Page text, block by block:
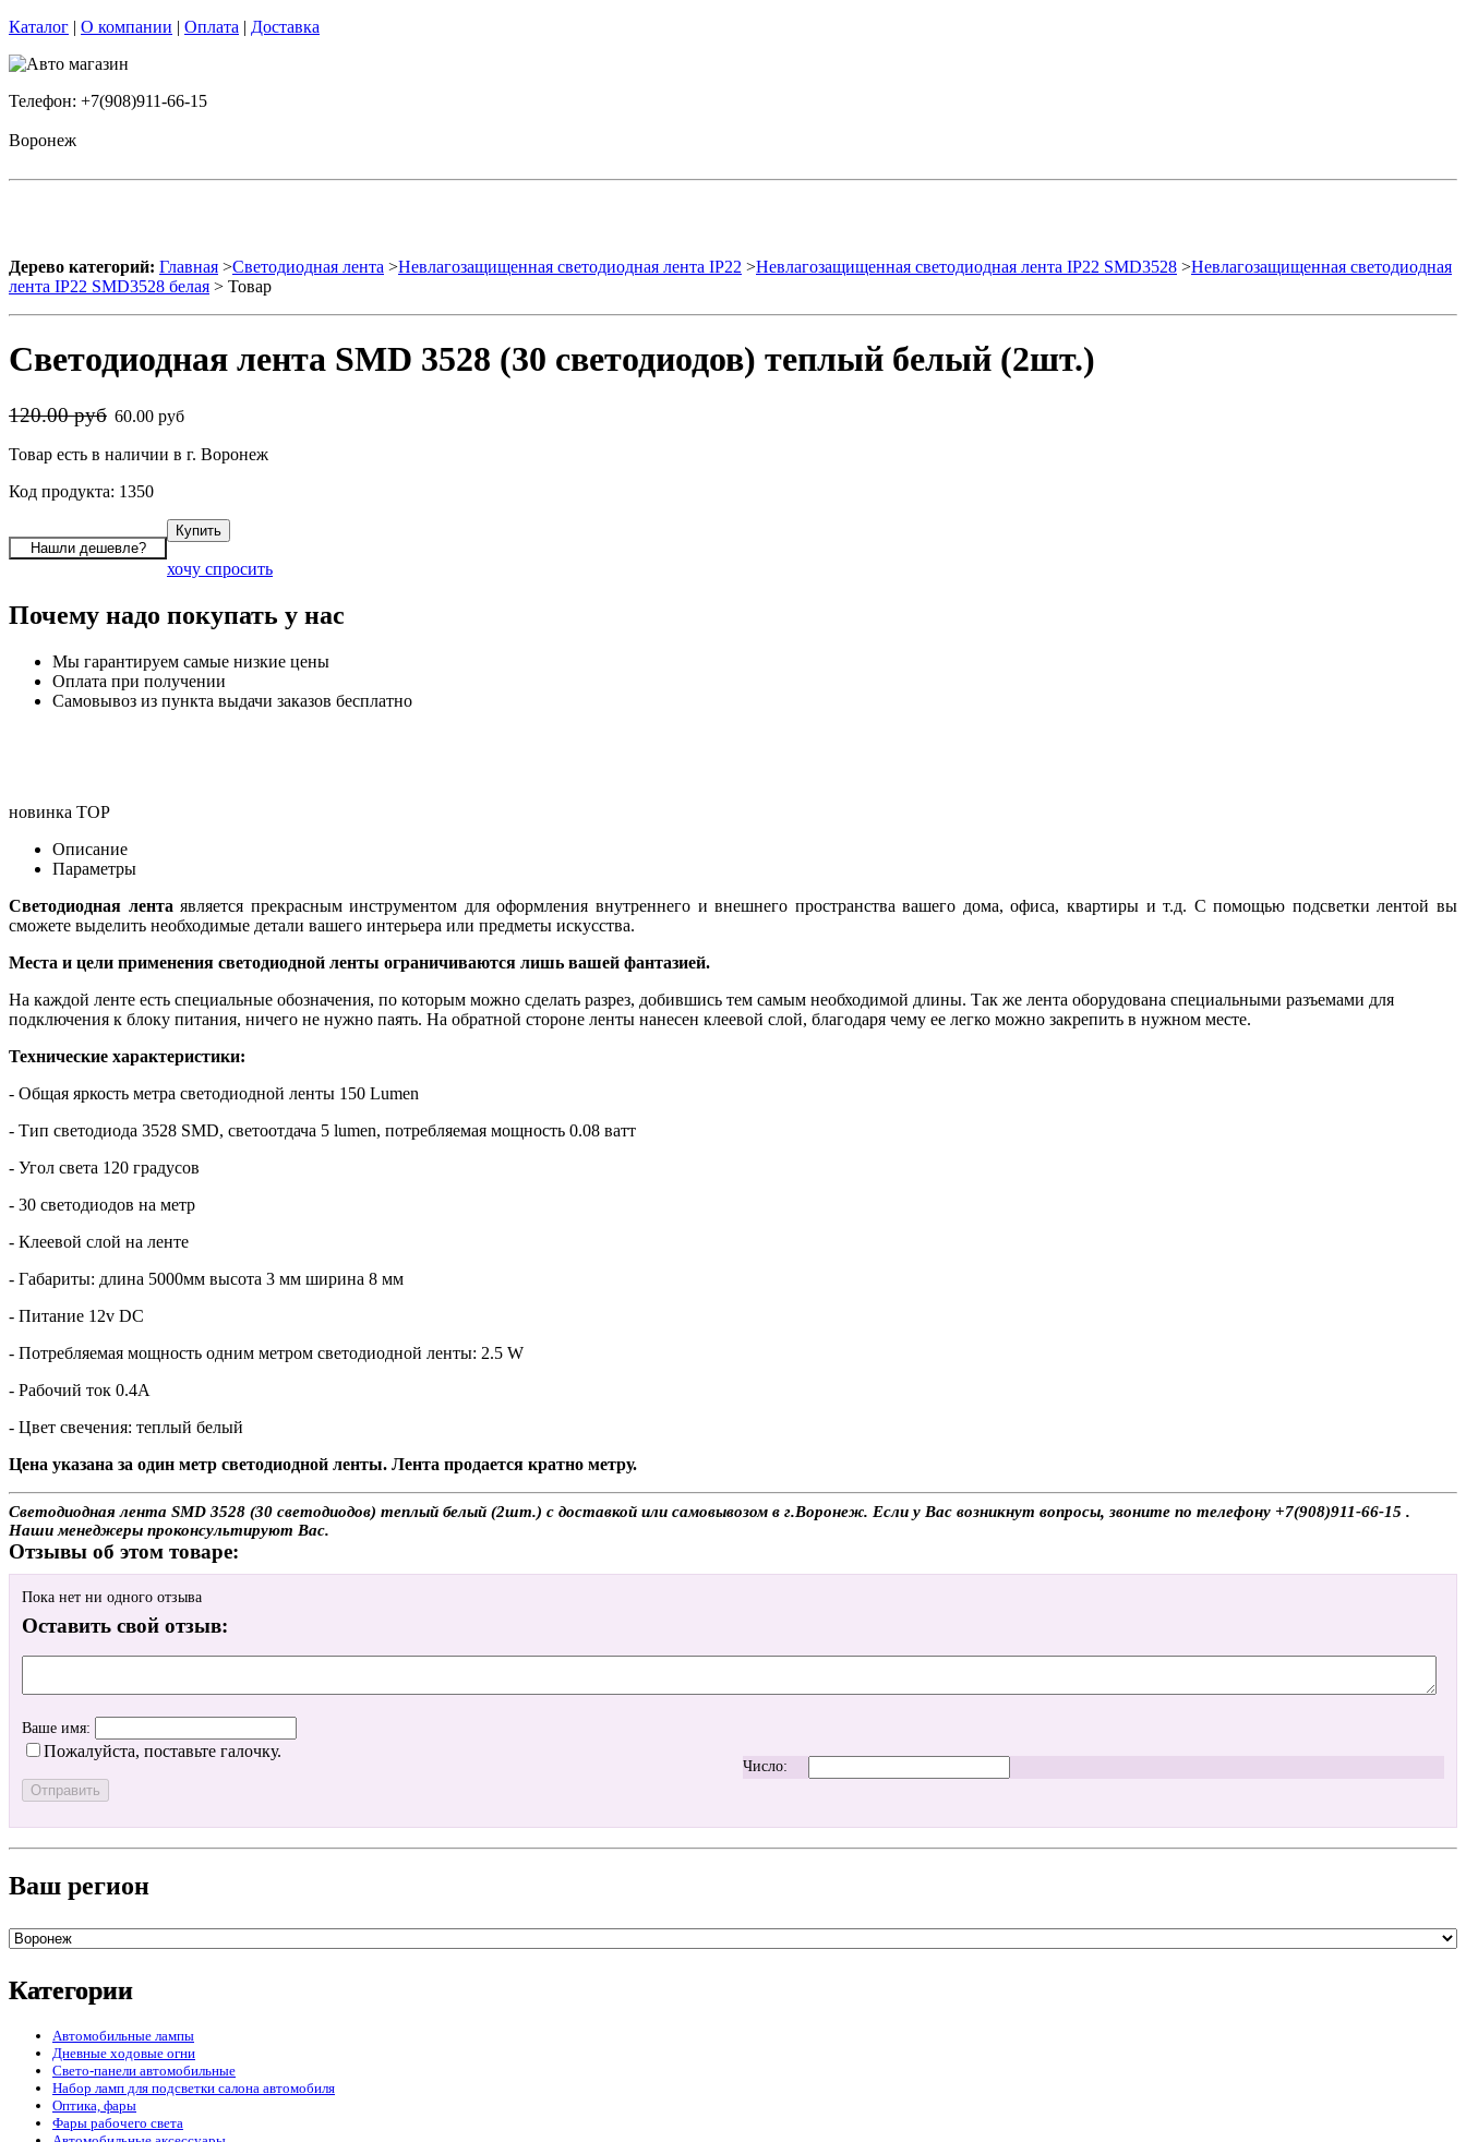
Каталог | О компании | Оплата | Доставка
Телефон: +7(908)911-66-15
Воронеж
Дерево категорий: Главная >Светодиодная лента >Невлагозащищенная светодиодная лента IP22 >Невлагозащищенная светодиодная лента IP22 SMD3528 >Невлагозащищенная светодиодная
лента IP22 SMD3528 белая > Товар
Светодиодная лента SMD 3528 (30 светодиодов) теплый белый (2шт.)
120.00 руб 60.00 руб
Товар есть в наличии в г. Воронеж
Код продукта: 1350
хочу спросить
Почему надо покупать у нас
Мы гарантируем самые низкие цены
Оплата при получении
Самовывоз из пункта выдачи заказов бесплатно
новинка TOP
Описание
Параметры
Светодиодная лента является прекрасным инструментом для оформления внутреннего и внешнего пространства вашего дома, офиса, квартиры и т.д. С помощью подсветки лентой вы
сможете выделить необходимые детали вашего интерьера или предметы искусства.
Места и цели применения светодиодной ленты ограничиваются лишь вашей фантазией.
На каждой ленте есть специальные обозначения, по которым можно сделать разрез, добившись тем самым необходимой длины. Так же лента оборудована специальными разъемами для
подключения к блоку питания, ничего не нужно паять. На обратной стороне ленты нанесен клеевой слой, благодаря чему ее легко можно закрепить в нужном месте.
Технические характеристики:
- Общая яркость метра светодиодной ленты 150 Lumen
- Тип светодиода 3528 SMD, светоотдача 5 lumen, потребляемая мощность 0.08 ватт
- Угол света 120 градусов
- 30 светодиодов на метр
- Клеевой слой на ленте
- Габариты: длина 5000мм высота 3 мм ширина 8 мм
- Питание 12v DC
- Потребляемая мощность одним метром светодиодной ленты: 2.5 W
- Рабочий ток 0.4А
- Цвет свечения: теплый белый
Цена указана за один метр светодиодной ленты. Лента продается кратно метру.
Светодиодная лента SMD 3528 (30 светодиодов) теплый белый (2шт.) с доставкой или самовывозом в г.Воронеж. Если у Вас возникнут вопросы, звоните по телефону +7(908)911-66-15 .
Наши менеджеры проконсультируют Вас.
Отзывы об этом товаре:
Пока нет ни одного отзыва
Оставить свой отзыв:
Ваше имя:
Пожалуйста, поставьте галочку.
Число:
Ваш регион
Категории
Автомобильные лампы
Дневные ходовые огни
Свето-панели автомобильные
Набор ламп для подсветки салона автомобиля
Оптика, фары
Фары рабочего света